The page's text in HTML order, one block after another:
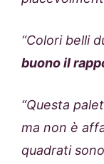
“Colori belli
buono il
“Questa
ma non è
quadrati